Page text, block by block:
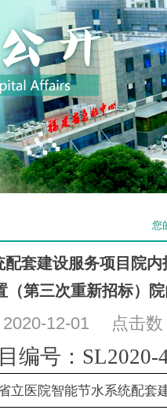
您
套建设服务项目院
（第三次重新招标）
2020-12-01 点击数
编号：SL2020-
立医院智能节水系统配套